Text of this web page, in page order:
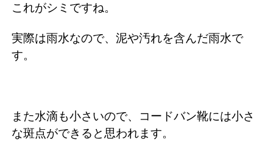
これがシミですね。
実際は雨水なので、泥や汚れを含んだ雨水で
す。
また水滴も小さいので、コードバン靴には小さ
な斑点ができると思われます。